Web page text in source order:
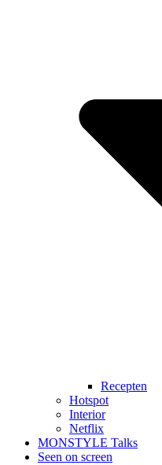
Recepten
Hotspot
Interior
Netflix
MONSTYLE Talks
Seen on screen